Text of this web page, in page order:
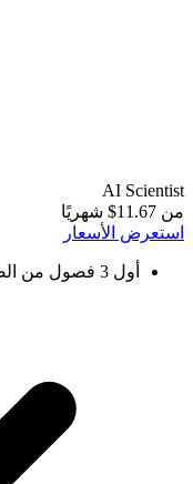
AI Scientist
من 11.67$ شهريًا
استعرض الأسعار
أول 3 فصول من الصف 6 الوحدة 1